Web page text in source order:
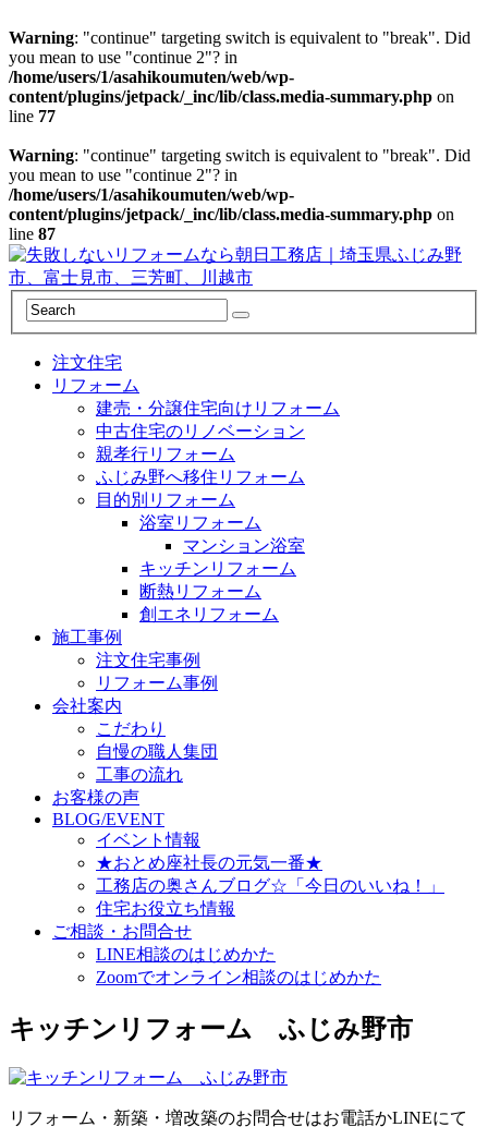
Warning: "continue" targeting switch is equivalent to "break". Did
you mean to use "continue 2"? in
/home/users/1/asahikoumuten/web/wp-
content/plugins/jetpack/_inc/lib/class.media-summary.php on
line 77
Warning: "continue" targeting switch is equivalent to "break". Did
you mean to use "continue 2"? in
/home/users/1/asahikoumuten/web/wp-
content/plugins/jetpack/_inc/lib/class.media-summary.php on
line 87
注文住宅
リフォーム
建売・分譲住宅向けリフォーム
中古住宅のリノベーション
親孝行リフォーム
ふじみ野へ移住リフォーム
目的別リフォーム
浴室リフォーム
マンション浴室
キッチンリフォーム
断熱リフォーム
創エネリフォーム
施工事例
注文住宅事例
リフォーム事例
会社案内
こだわり
自慢の職人集団
工事の流れ
お客様の声
BLOG/EVENT
イベント情報
★おとめ座社長の元気一番★
工務店の奥さんブログ☆「今日のいいね！」
住宅お役立ち情報
ご相談・お問合せ
LINE相談のはじめかた
Zoomでオンライン相談のはじめかた
キッチンリフォーム ふじみ野市
リフォーム・新築・増改築のお問合せはお電話かLINEにて